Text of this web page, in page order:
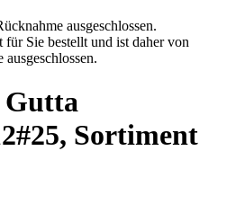
ausgeschlossen.
Sie bestellt und ist daher von
Gutta
Sortiment